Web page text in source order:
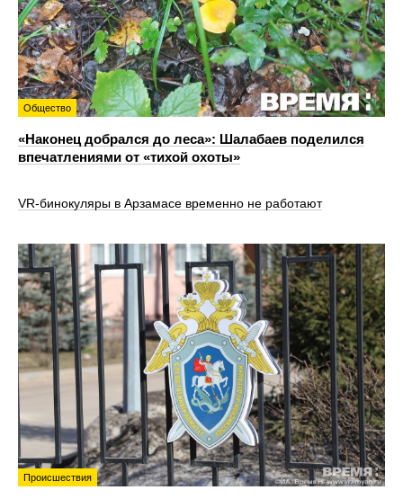
Общество
«Наконец добрался до леса»: Шалабаев поделился
впечатлениями от «тихой охоты»
VR‑бинокуляры в Арзамасе временно не работают
Происшествия